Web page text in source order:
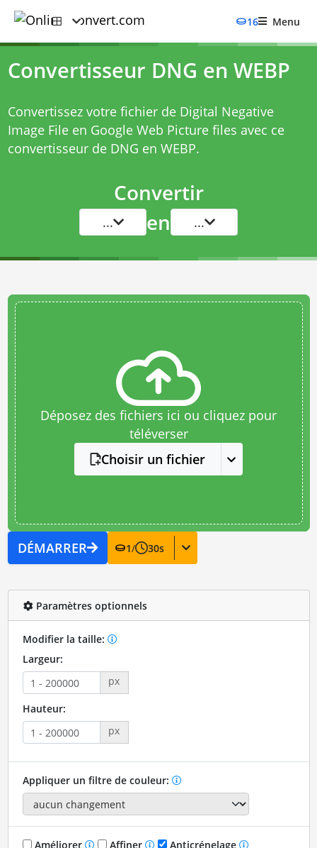
16 Menu
Convertisseur DNG en WEBP
Convertissez votre fichier de Digital Negative
Image File en Google Web Picture files avec ce
convertisseur de DNG en WEBP.
Convertir
... en ...
Déposez des fichiers ici ou cliquez pour
téléverser
Choisir un fichier
DÉMARRER 1/ 30s
Paramètres optionnels
Modifier la taille:
Largeur:
px
Hauteur:
px
Appliquer un filtre de couleur:
Améliorer Affiner
Anticrénelage